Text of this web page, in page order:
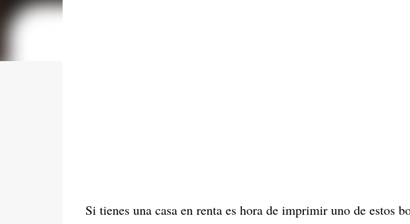
Si tienes una casa en renta es hora de imprimir uno de estos